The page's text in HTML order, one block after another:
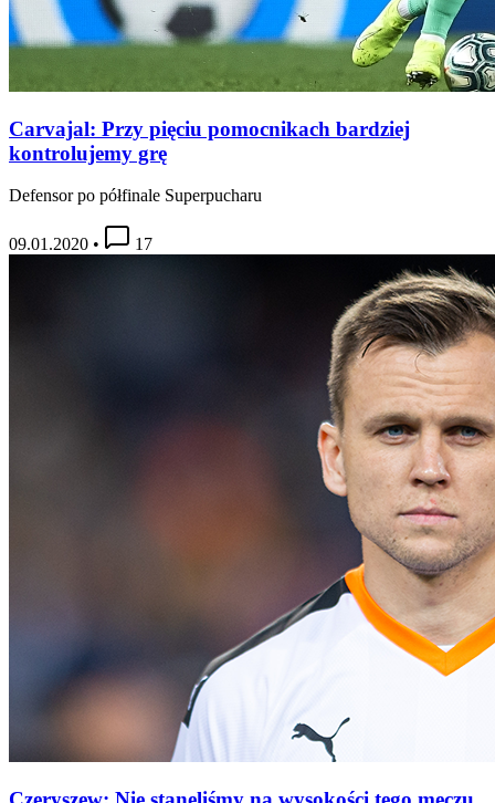
Carvajal: Przy pięciu pomocnikach bardziej
kontrolujemy grę
Defensor po półfinale Superpucharu
09.01.2020 • 17